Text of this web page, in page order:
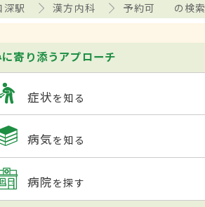
深駅 漢方内科 予約可 の検
寄り添うアプローチ
症状を知る
病気を知る
病院を探す